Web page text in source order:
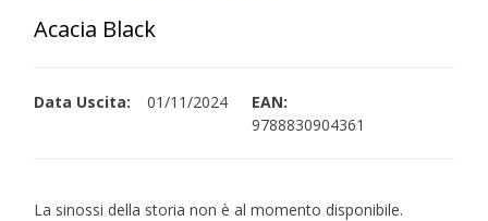
Acacia Black
Data Uscita: 01/11/2024
EAN:
9788830904361
La sinossi della storia non è al momento disponibile.